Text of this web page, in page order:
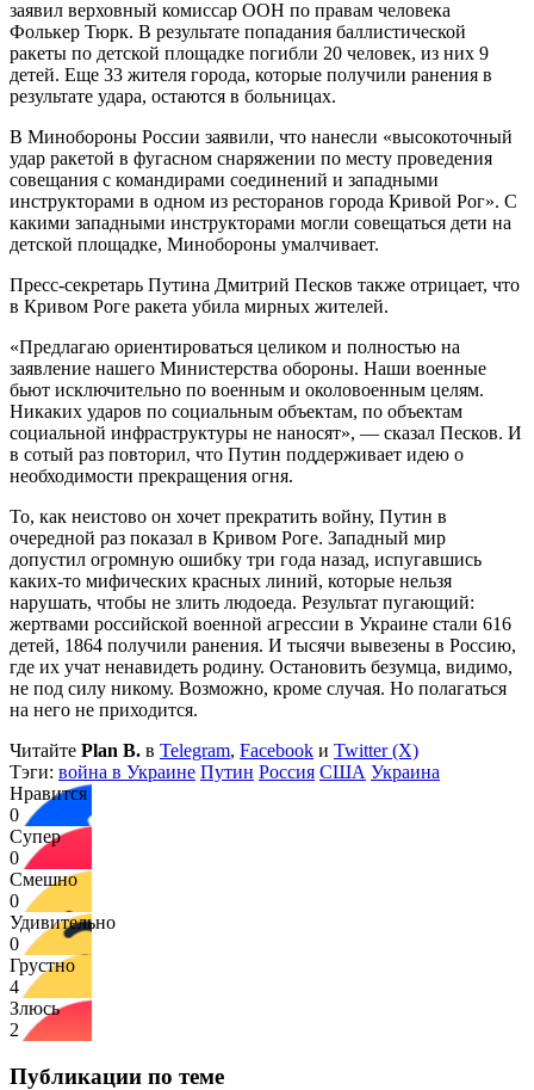
заявил верховный комиссар ООН по правам человека
Фолькер Тюрк. В результате попадания баллистической
ракеты по детской площадке погибли 20 человек, из них 9
детей. Еще 33 жителя города, которые получили ранения в
результате удара, остаются в больницах.
В Минобороны России заявили, что нанесли «высокоточный
удар ракетой в фугасном снаряжении по месту проведения
совещания с командирами соединений и западными
инструкторами в одном из ресторанов города Кривой Рог». С
какими западными инструкторами могли совещаться дети на
детской площадке, Минобороны умалчивает.
Пресс-секретарь Путина Дмитрий Песков также отрицает, что
в Кривом Роге ракета убила мирных жителей.
«Предлагаю ориентироваться целиком и полностью на
заявление нашего Министерства обороны. Наши военные
бьют исключительно по военным и околовоенным целям.
Никаких ударов по социальным объектам, по объектам
социальной инфраструктуры не наносят», — сказал Песков. И
в сотый раз повторил, что Путин поддерживает идею о
необходимости прекращения огня.
То, как неистово он хочет прекратить войну, Путин в
очередной раз показал в Кривом Роге. Западный мир
допустил огромную ошибку три года назад, испугавшись
каких-то мифических красных линий, которые нельзя
нарушать, чтобы не злить людоеда. Результат пугающий:
жертвами российской военной агрессии в Украине стали 616
детей, 1864 получили ранения. И тысячи вывезены в Россию,
где их учат ненавидеть родину. Остановить безумца, видимо,
не под силу никому. Возможно, кроме случая. Но полагаться
на него не приходится.
Читайте Plan B. в Telegram, Facebook и Twitter (X)
Тэги: война в Украине Путин Россия США Украина
Нравится
0
Супер
0
Смешно
0
Удивительно
0
Грустно
4
Злюсь
2
Публикации по теме